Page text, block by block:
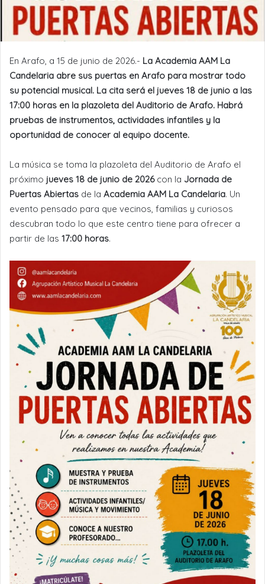
En Arafo, a 15 de junio de 2026.- La Academia AAM La
Candelaria abre sus puertas en Arafo para mostrar todo
su potencial musical. La cita será el jueves 18 de junio a las
17:00 horas en la plazoleta del Auditorio de Arafo. Habrá
pruebas de instrumentos, actividades infantiles y la
oportunidad de conocer al equipo docente.
La música se toma la plazoleta del Auditorio de Arafo el
próximo jueves 18 de junio de 2026con la Jornada de
Puertas Abiertas de la Academia AAM La Candelaria. Un
evento pensado para que vecinos, familias y curiosos
descubran todo lo que este centro tiene para ofrecer a
partir de las 17:00 horas.